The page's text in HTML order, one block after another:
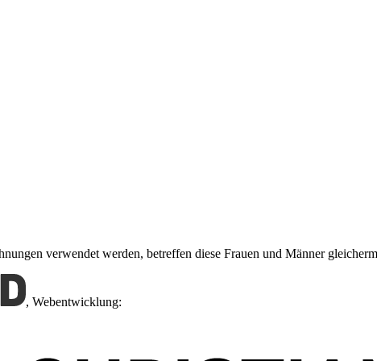
verwendet werden, betreffen diese Frauen und Männer
, Webentwicklung: